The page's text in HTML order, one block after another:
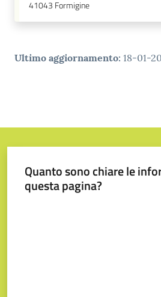
41043 Formigine
Ultimo aggiornamento: 18-01-
Quanto sono chiare le
questa pagina?